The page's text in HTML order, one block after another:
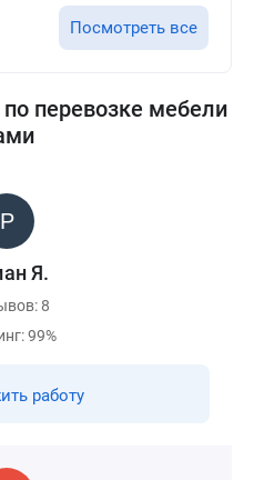
Посмотреть все
перевозке мебели
Я.
8
99%
работу